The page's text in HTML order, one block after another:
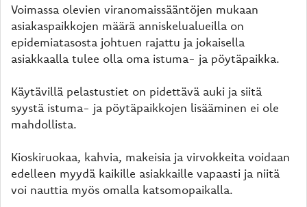
Voimassa olevien viranomaissääntöjen mukaan
asiakaspaikkojen määrä anniskelualueilla on
epidemiatasosta johtuen rajattu ja jokaisella
asiakkaalla tulee olla oma istuma- ja pöytäpaikka.
Käytävillä pelastustiet on pidettävä auki ja siitä
syystä istuma- ja pöytäpaikkojen lisääminen ei ole
mahdollista.
Kioskiruokaa, kahvia, makeisia ja virvokkeita voidaan
edelleen myydä kaikille asiakkaille vapaasti ja niitä
voi nauttia myös omalla katsomopaikalla.